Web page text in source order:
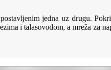
jedna uz drugu.
i talasovodom, a mreža za